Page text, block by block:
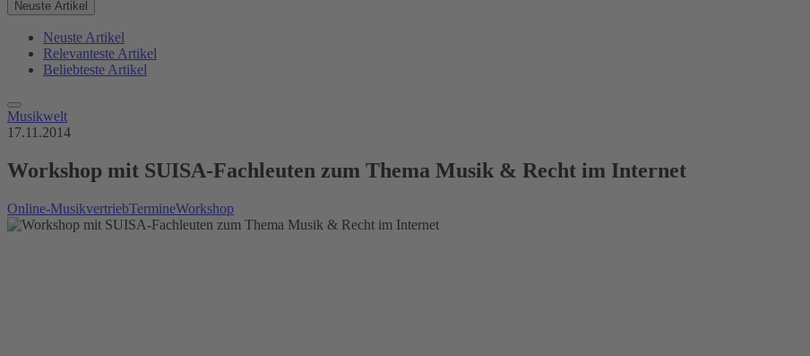
Neuste Artikel
Neuste Artikel
Relevanteste Artikel
Beliebteste Artikel
Musikwelt
17.11.2014
Workshop mit SUISA-Fachleuten zum Thema Musik & Recht im Internet
Online-MusikvertriebTermineWorkshop